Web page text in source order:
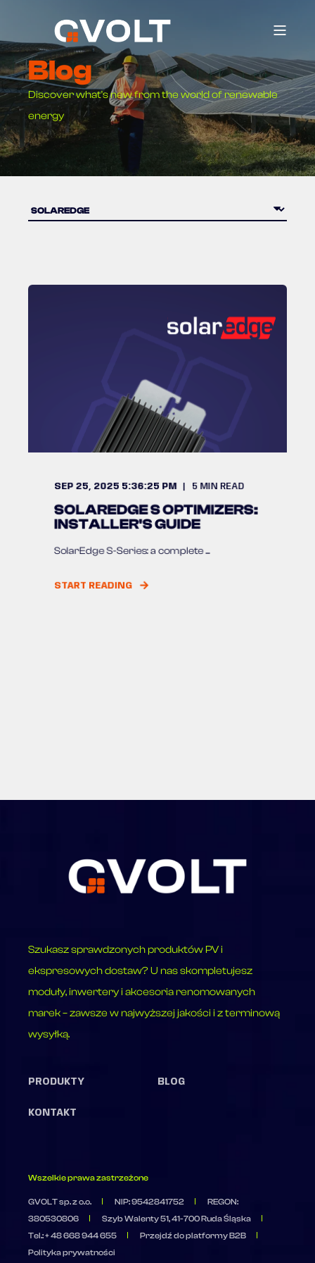
Blog
Discover what's new from the world of renewable
energy
SEP 25, 2025 5:36:25 PM 5 MIN READ
SOLAREDGE S OPTIMIZERS:
INSTALLER'S GUIDE
SolarEdge S-Series: a complete ...
START READING
Szukasz sprawdzonych produktów PV i
ekspresowych dostaw? U nas skompletujesz
moduły, inwertery i akcesoria renomowanych
marek – zawsze w najwyższej jakości i z terminową
wysyłką.
PRODUKTY BLOG
KONTAKT
Wszelkie prawa zastrzeżone
GVOLT sp. z o.o. NIP: 9542841752
REGON:
380530806
Szyb Walenty 51, 41-700 Ruda Śląska
Tel.: + 48 668 944 655
Przejdź do platformy B2B
Polityka prywatności